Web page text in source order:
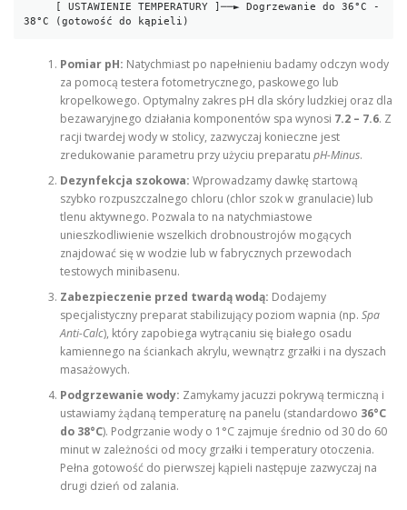
Pomiar pH: Natychmiast po napełnieniu badamy odczyn wody
za pomocą testera fotometrycznego, paskowego lub
kropelkowego. Optymalny zakres pH dla skóry ludzkiej oraz dla
bezawaryjnego działania komponentów spa wynosi 7.2 – 7.6. Z
racji twardej wody w stolicy, zazwyczaj konieczne jest
zredukowanie parametru przy użyciu preparatu pH-Minus.
Dezynfekcja szokowa: Wprowadzamy dawkę startową
szybko rozpuszczalnego chloru (chlor szok w granulacie) lub
tlenu aktywnego. Pozwala to na natychmiastowe
unieszkodliwienie wszelkich drobnoustrojów mogących
znajdować się w wodzie lub w fabrycznych przewodach
testowych minibasenu.
Zabezpieczenie przed twardą wodą: Dodajemy
specjalistyczny preparat stabilizujący poziom wapnia (np. Spa
Anti-Calc), który zapobiega wytrącaniu się białego osadu
kamiennego na ściankach akrylu, wewnątrz grzałki i na dyszach
masażowych.
Podgrzewanie wody: Zamykamy jacuzzi pokrywą termiczną i
ustawiamy żądaną temperaturę na panelu (standardowo 36°C
do 38°C). Podgrzanie wody o 1°C zajmuje średnio od 30 do 60
minut w zależności od mocy grzałki i temperatury otoczenia.
Pełna gotowość do pierwszej kąpieli następuje zazwyczaj na
drugi dzień od zalania.